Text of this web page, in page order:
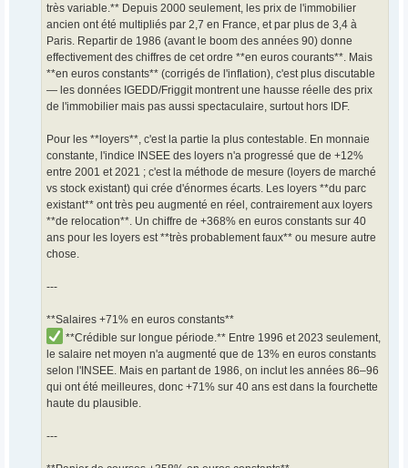
très variable.** Depuis 2000 seulement, les prix de l'immobilier
ancien ont été multipliés par 2,7 en France, et par plus de 3,4 à
Paris. Repartir de 1986 (avant le boom des années 90) donne
effectivement des chiffres de cet ordre **en euros courants**. Mais
**en euros constants** (corrigés de l'inflation), c'est plus discutable
— les données IGEDD/Friggit montrent une hausse réelle des prix
de l'immobilier mais pas aussi spectaculaire, surtout hors IDF.
Pour les **loyers**, c'est la partie la plus contestable. En monnaie
constante, l'indice INSEE des loyers n'a progressé que de +12%
entre 2001 et 2021 ; c'est la méthode de mesure (loyers de marché
vs stock existant) qui crée d'énormes écarts. Les loyers **du parc
existant** ont très peu augmenté en réel, contrairement aux loyers
**de relocation**. Un chiffre de +368% en euros constants sur 40
ans pour les loyers est **très probablement faux** ou mesure autre
chose.
---
**Salaires +71% en euros constants**
**Crédible sur longue période.** Entre 1996 et 2023 seulement,
le salaire net moyen n'a augmenté que de 13% en euros constants
selon l'INSEE. Mais en partant de 1986, on inclut les années 86–96
qui ont été meilleures, donc +71% sur 40 ans est dans la fourchette
haute du plausible.
---